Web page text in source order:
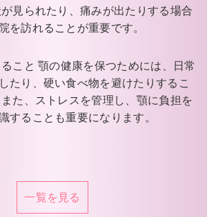
見られたり、痛みが出たりする場合
を訪れることが重要です。
こと 顎の健康を保つためには、日常
たり、硬い食べ物を避けたりするこ
た、ストレスを管理し、顎に負担を
することも重要になります。
一覧を見る